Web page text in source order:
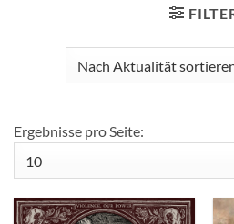
Ergebnisse pro Seite: